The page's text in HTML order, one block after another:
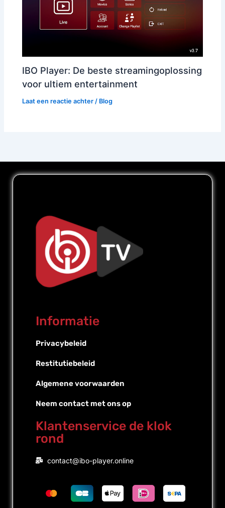
IBO Player: De beste streamingoplossing
voor ultiem entertainment
Laat een reactie achter / Blog
Informatie
Privacybeleid
Restitutiebeleid
Algemene voorwaarden
Neem contact met ons op
Klantenservice de klok
rond
contact@ibo-player.online
English
Portuguese (Brazil)